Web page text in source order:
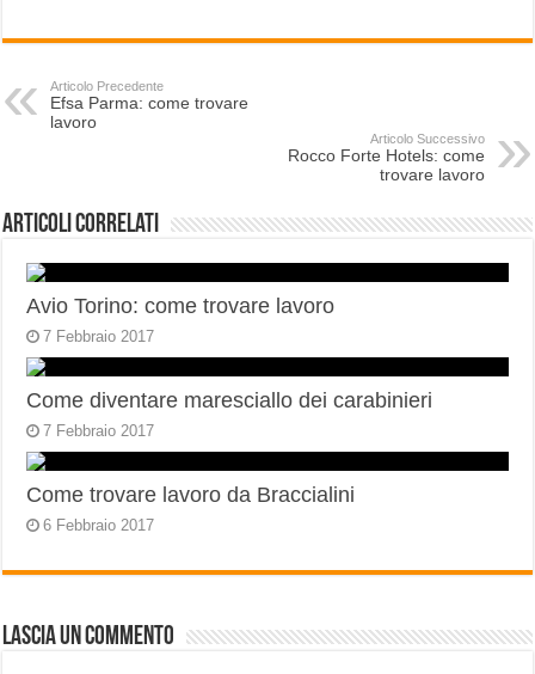
Articolo Precedente
Efsa Parma: come trovare
lavoro
Articolo Successivo
Rocco Forte Hotels: come
trovare lavoro
Articoli correlati
Avio Torino: come trovare lavoro
7 Febbraio 2017
Come diventare maresciallo dei carabinieri
7 Febbraio 2017
Come trovare lavoro da Braccialini
6 Febbraio 2017
Lascia un commento